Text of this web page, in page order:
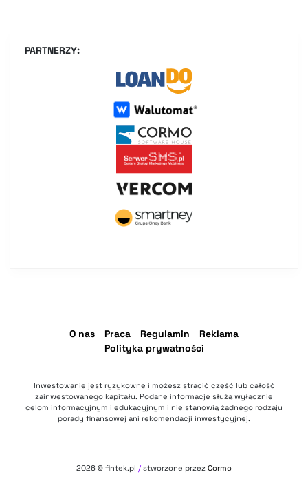
PARTNERZY:
O nas Praca Regulamin
Reklama
Polityka prywatności
Inwestowanie jest ryzykowne i możesz stracić część lub całość
zainwestowanego kapitału. Podane informacje służą wyłącznie
celom informacyjnym i edukacyjnym i nie stanowią żadnego rodzaju
porady finansowej ani rekomendacji inwestycyjnej.
2026 © fintek.pl / stworzone przez Cormo